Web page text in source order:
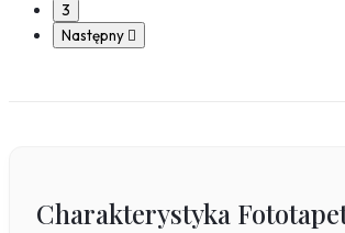
3
Następny 
Charakterystyka